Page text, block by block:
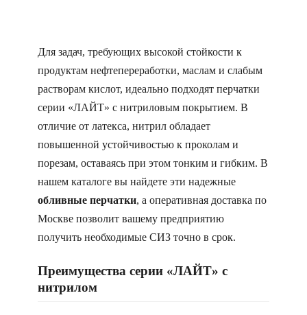
Для задач, требующих высокой стойкости к
продуктам нефтепереработки, маслам и слабым
растворам кислот, идеально подходят перчатки
серии «ЛАЙТ» с нитриловым покрытием. В
отличие от латекса, нитрил обладает
повышенной устойчивостью к проколам и
порезам, оставаясь при этом тонким и гибким. В
нашем каталоге вы найдете эти надежные
обливные перчатки, а оперативная доставка по
Москве позволит вашему предприятию
получить необходимые СИЗ точно в срок.
Преимущества серии «ЛАЙТ» с
нитрилом